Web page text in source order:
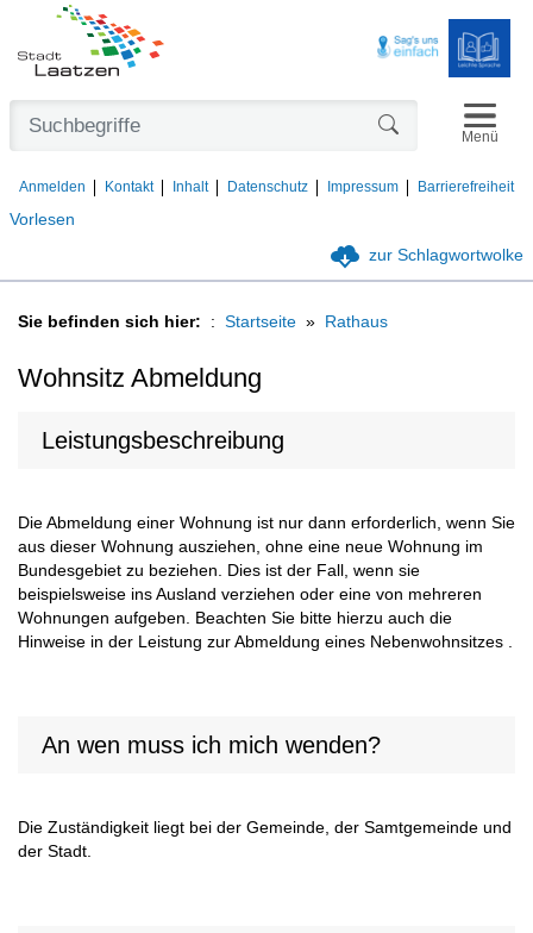
Vorlesen
Anmelden Kontakt Inhalt Datenschutz Impressum Barrierefreiheit
Menü
zur Schlagwortwolke
Sie befinden sich hier: Startseite Rathaus
Wohnsitz Abmeldung
Leistungsbeschreibung
Die Abmeldung einer Wohnung ist nur dann erforderlich, wenn Sie
aus dieser Wohnung ausziehen, ohne eine neue Wohnung im
Bundesgebiet zu beziehen. Dies ist der Fall, wenn sie
beispielsweise ins Ausland verziehen oder eine von mehreren
Wohnungen aufgeben. Beachten Sie bitte hierzu auch die
Hinweise in der Leistung zur Abmeldung eines Nebenwohnsitzes .
An wen muss ich mich wenden?
Die Zuständigkeit liegt bei der Gemeinde, der Samtgemeinde und
der Stadt.